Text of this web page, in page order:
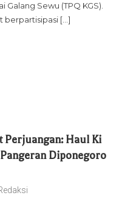
Galang Sewu (TPQ KGS).
berpartisipasi […]
Perjuangan: Haul Ki
Diponegoro